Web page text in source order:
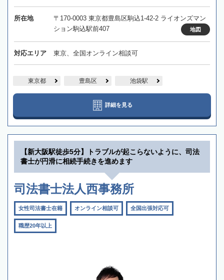
所在地
〒170-0003 東京都豊島区駒込1-42-2 ライオンズマン
ション駒込駅前407
地図
対応エリア 東京、全国オンライン相談可
東京都 豊島区 池袋駅
詳細を見る
【新大阪駅徒歩5分】トラブルが起こらないように、司法
書士が円滑に相続手続きを進めます
司法書士法人西事務所
女性司法書士在籍 オンライン相談可 全国出張対応可
職歴20年以上